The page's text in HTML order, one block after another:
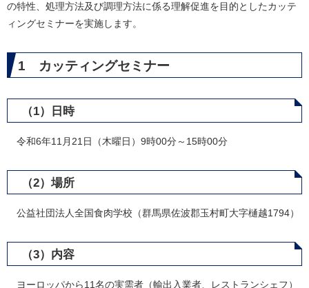
の特性、処理方法及び調理方法に係る理解促進を目的としたカッテ
ィングセミナーを実施します。
1 カッティングセミナー
（1）日時
令和6年11月21日（木曜日）9時00分～15時00分
（2）場所
公益社団法人全国食肉学校（群馬県佐波郡玉村町大字樋越1794）
（3）内容
ヨーロッパから11名の実需者（輸出入業者、レストランシェフ）